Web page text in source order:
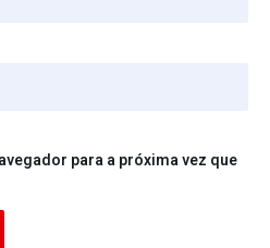
para a próxima vez que